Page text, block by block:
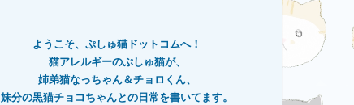
ようこそ、ぷしゅ猫ドットコムへ！
猫アレルギーのぷしゅ猫が、
姉弟猫なっちゃん＆チョロくん、
妹分の黒猫チョコちゃんとの日常を書いてます。